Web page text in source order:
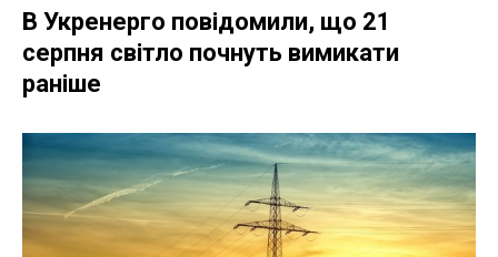
В Укренерго повідомили, що 21
серпня світло почнуть вимикати
раніше